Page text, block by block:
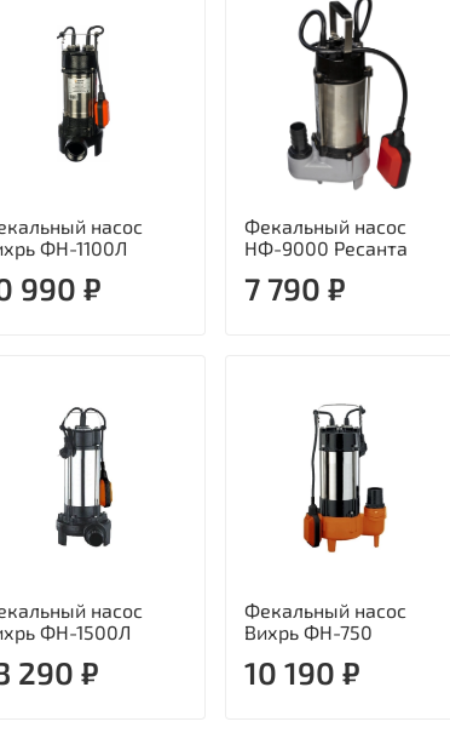
насос
ФН-1100Л
990 ₽
Фекальный насос
НФ-9000 Ресанта
7 790 ₽
насос
ФН-1500Л
290 ₽
Фекальный насос
Вихрь ФН-750
10 190 ₽